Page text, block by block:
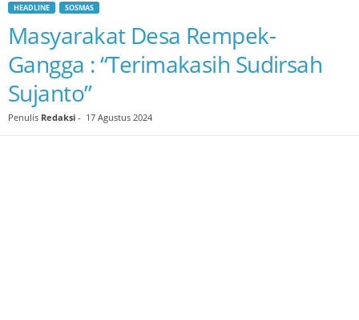
HEADLINE SOSMAS
Masyarakat Desa Rempek-
Gangga : “Terimakasih Sudirsah
Sujanto”
Penulis Redaksi - 17 Agustus 2024